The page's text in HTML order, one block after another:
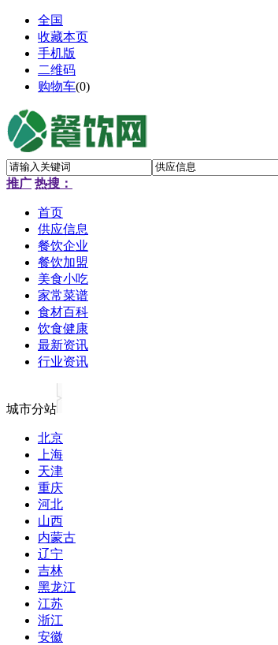
全国
收藏本页
手机版
二维码
购物车(0)
推广 热搜：
首页
供应信息
餐饮企业
餐饮加盟
美食小吃
家常菜谱
食材百科
饮食健康
最新资讯
行业资讯
城市分站
北京
上海
天津
重庆
河北
山西
内蒙古
辽宁
吉林
黑龙江
江苏
浙江
安徽